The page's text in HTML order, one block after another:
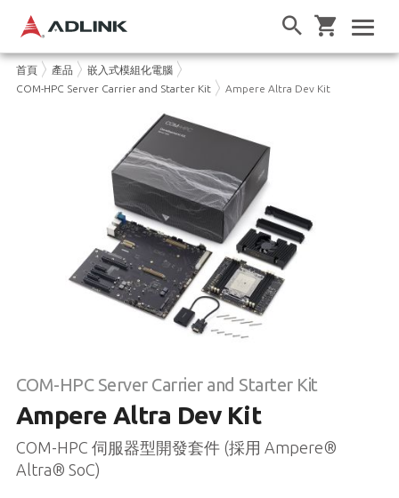
首頁 產品
嵌入式模組化電腦
COM-HPC Server Carrier and Starter Kit
Ampere Altra Dev Kit
COM-HPC Server Carrier and Starter Kit
Ampere Altra Dev Kit
COM-HPC 伺服器型開發套件 (採用 Ampere®
Altra® SoC)